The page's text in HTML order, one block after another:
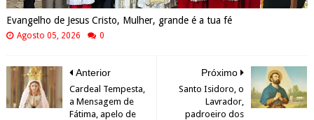
Evangelho de Jesus Cristo, Mulher, grande é a tua fé
Agosto 05, 2026 0
Próximo
Santo Isidoro, o
Lavrador,
padroeiro dos
Anterior
Cardeal Tempesta,
a Mensagem de
Fátima, apelo de